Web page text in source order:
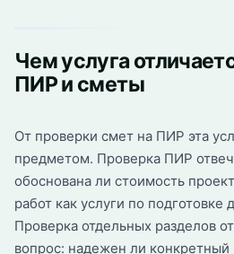
Чем услуга
ПИР и сметы
От проверки смет на ПИР эта
предметом. Проверка ПИР
обоснована ли стоимость
работ как услуги по подготовке
Проверка отдельных разделов
вопрос: надежен ли конкретный